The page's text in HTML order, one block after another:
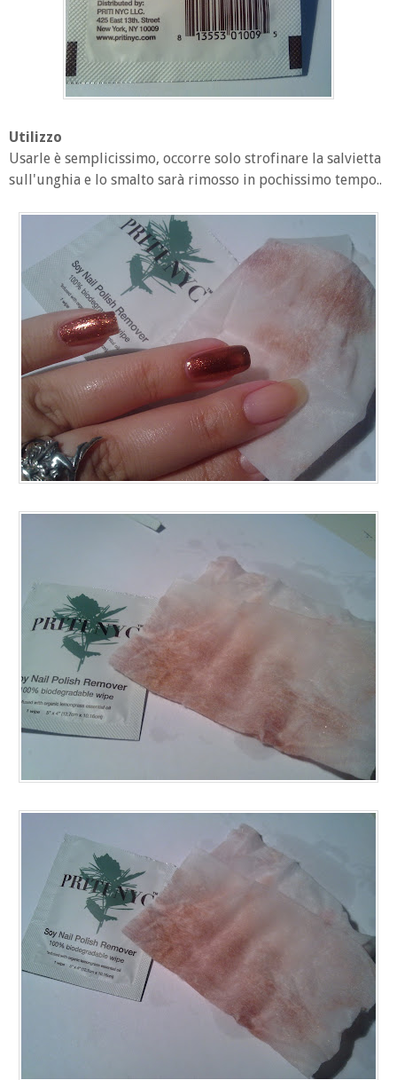
Utilizzo
Usarle è semplicissimo, occorre solo strofinare la salvietta
sull'unghia e lo smalto sarà rimosso in pochissimo tempo..